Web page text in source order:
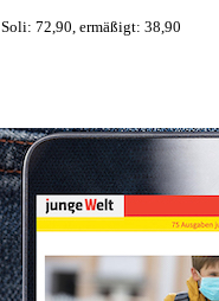
Soli: 72,90, ermäßigt: 38,90